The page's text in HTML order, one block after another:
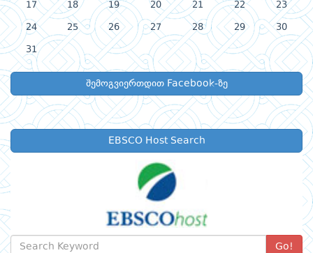
17 18 19 20 21 22 23
24 25 26 27 28 29 30
31
შემოგვიერთდით Facebook-ზე
EBSCO Host Search
Go!